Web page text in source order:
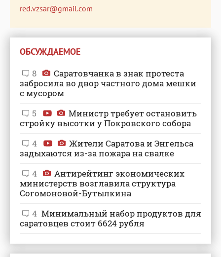
red.vzsar@gmail.com
ОБСУЖДАЕМОЕ
8
Саратовчанка в знак протеста
забросила во двор частного дома мешки
с мусором
5
Министр требует остановить
стройку высотки у Покровского собора
4
Жители Саратова и Энгельса
задыхаются из-за пожара на свалке
4
Антирейтинг экономических
министерств возглавила структура
Согомоновой-Бутылкина
4 Минимальный набор продуктов для
саратовцев стоит 6624 рубля